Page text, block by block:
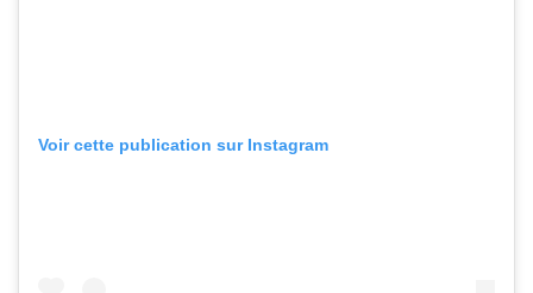
Voir cette publication sur Instagram